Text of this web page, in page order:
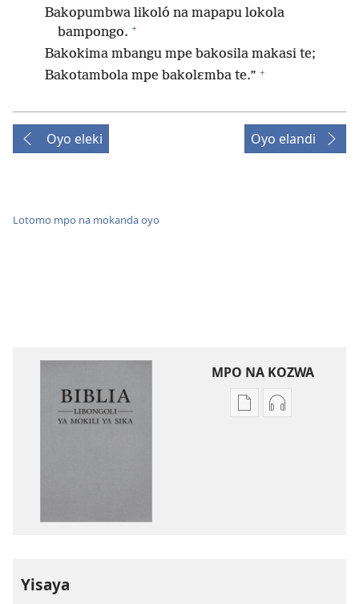
Bakopumbwa likoló na mapapu lokola
bampongo. +
Bakokima mbangu mpe bakosila makasi te;
Bakotambola mpe bakolɛmba te.” +
Oyo eleki Oyo elandi
Lotomo mpo na mokanda oyo
MPO NA KOZWA
NdengeNdenge
Yisaya